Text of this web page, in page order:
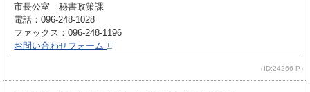
市長公室 秘書政策課
電話：096-248-1028
ファックス：096-248-1196
お問い合わせフォーム
（ID:24266 P）